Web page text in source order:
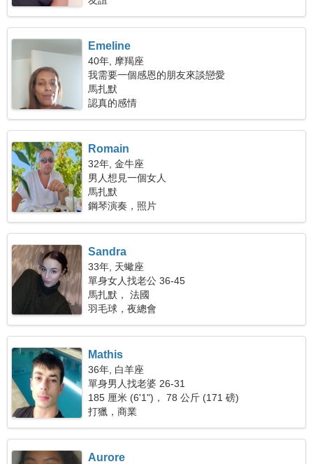
Emeline
40年, 摩羯座
我需要一個感恩的朋友來談戀愛
馬扎默
認真的感情
Romain
32年, 金牛座
男人想見一個女人
馬扎默
鋼琴演奏，照片
Sandra
33年, 天蠍座
單身女人找老公 36-45
馬扎默， 法國
羽毛球，夜總會
Mathis
36年, 白羊座
單身男人找老婆 26-31
185 厘米 (6'1")， 78 公斤 (171 磅)
打獵，商業
Aurore